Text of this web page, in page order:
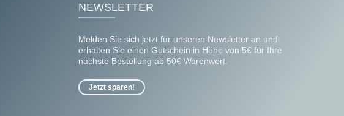
NEWSLETTER
Melden Sie sich jetzt für unseren Newsletter an und
erhalten Sie einen Gutschein in Höhe von 5€ für Ihre
nächste Bestellung ab 50€ Warenwert.
Jetzt sparen!